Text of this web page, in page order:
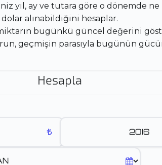
yıl, ay ve tutara göre o dönemde ne
dolar alınabildiğini hesaplar.
bugünkü güncel değerini
geçmişin parasıyla bugünün
Hesapla